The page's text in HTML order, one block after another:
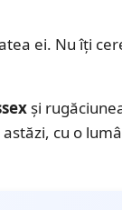
ei. Nu îți
și
cu o